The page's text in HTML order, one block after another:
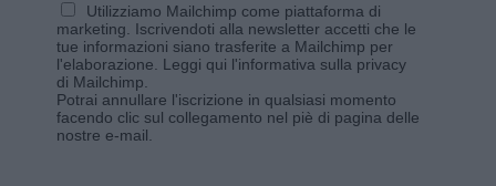
Utilizziamo Mailchimp come piattaforma di
marketing. Iscrivendoti alla newsletter accetti che le
tue informazioni siano trasferite a Mailchimp per
l'elaborazione. Leggi qui l'informativa sulla privacy
di Mailchimp
Potrai annullare l'iscrizione in qualsiasi momento
facendo clic sul collegamento nel piè di pagina delle
nostre e-mail.